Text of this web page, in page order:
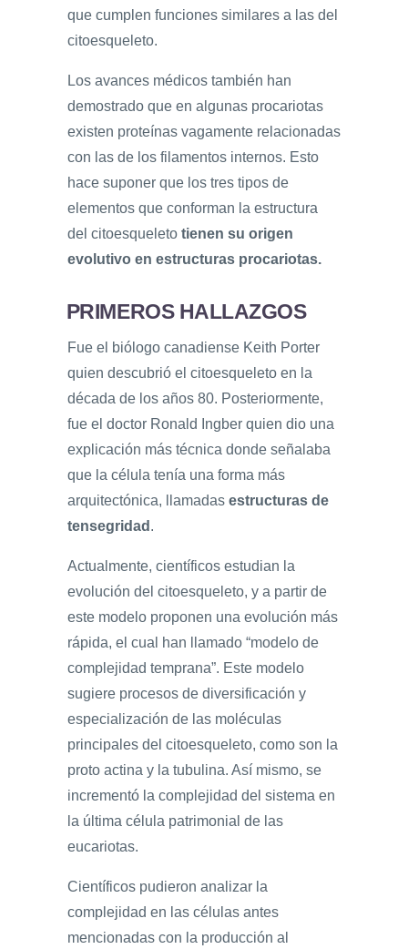
que cumplen funciones similares a las del
citoesqueleto.
Los avances médicos también han
demostrado que en algunas procariotas
existen proteínas vagamente relacionadas
con las de los filamentos internos. Esto
hace suponer que los tres tipos de
elementos que conforman la estructura
del citoesqueleto tienen su origen
evolutivo en estructuras procariotas.
PRIMEROS HALLAZGOS
Fue el biólogo canadiense Keith Porter
quien descubrió el citoesqueleto en la
década de los años 80. Posteriormente,
fue el doctor Ronald Ingber quien dio una
explicación más técnica donde señalaba
que la célula tenía una forma más
arquitectónica, llamadas estructuras de
tensegridad .
Actualmente, científicos estudian la
evolución del citoesqueleto, y a partir de
este modelo proponen una evolución más
rápida, el cual han llamado “modelo de
complejidad temprana”. Este modelo
sugiere procesos de diversificación y
especialización de las moléculas
principales del citoesqueleto, como son la
proto actina y la tubulina. Así mismo, se
incrementó la complejidad del sistema en
la última célula patrimonial de las
eucariotas.
Científicos pudieron analizar la
complejidad en las células antes
mencionadas con la producción al